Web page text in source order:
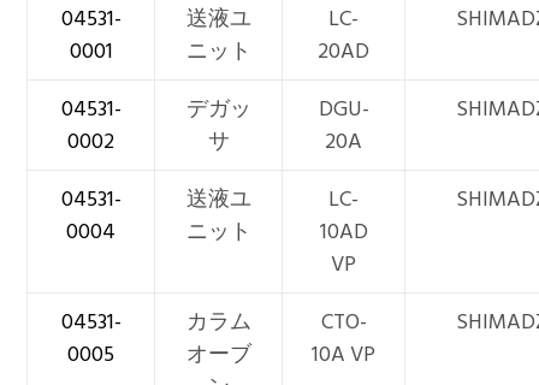
04531-
0001
送液ユ
ニット
LC-
20AD
04531-
0002
デガッ
サ
DGU-
20A
04531-
0004
送液ユ
ニット
LC-
10AD
VP
04531-
0005
カラム
オーブ
CTO-
10A VP